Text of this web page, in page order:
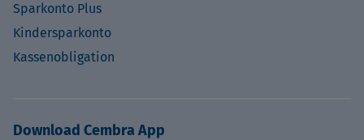
Sparkonto Plus
Kindersparkonto
Kassenobligation
Download Cembra App